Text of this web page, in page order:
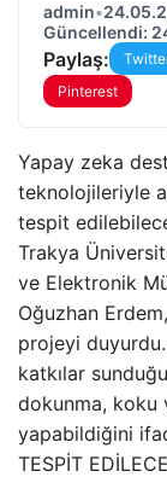
admin•
Güncellendi:
Paylaş:
Pinterest
Yapay zeka
teknolojileriyle
tespit
Trakya
ve Elektronik
Oğuzhan
projeyi
katkılar
dokunma, koku
yapabildiğini
TESPİT